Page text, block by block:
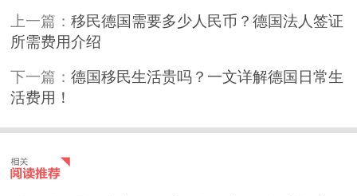
上一篇：移民德国需要多少人民币？德国法人签证
所需费用介绍
下一篇：德国移民生活贵吗？一文详解德国日常生
活费用！